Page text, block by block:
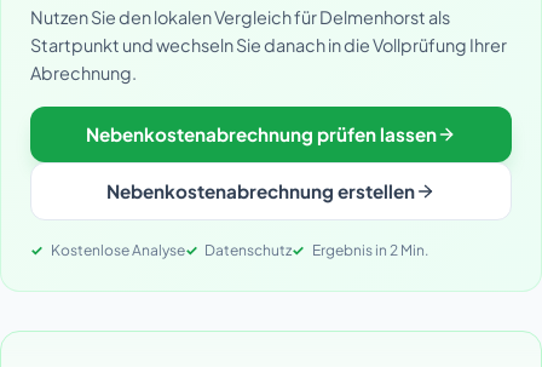
Nutzen Sie den lokalen Vergleich für Delmenhorst als
Startpunkt und wechseln Sie danach in die Vollprüfung Ihrer
Abrechnung.
Nebenkostenabrechnung prüfen lassen
Nebenkostenabrechnung erstellen
Kostenlose Analyse Datenschutz Ergebnis in 2 Min.